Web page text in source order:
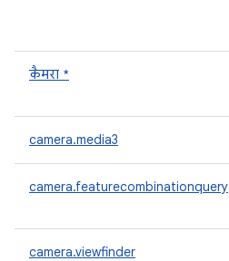
कैमरा *
camera.media3
camera.featurecombinationquery
camera.viewfinder